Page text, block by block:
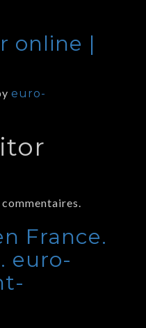
online |
euro-
commentaires.
France.
euro-